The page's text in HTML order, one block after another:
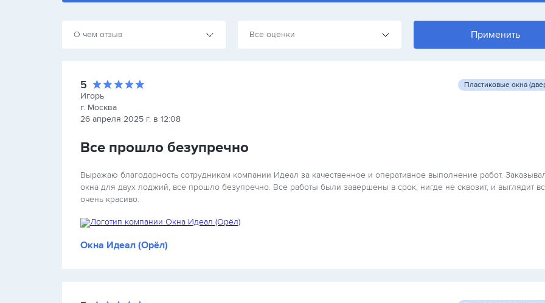
О чем отзыв Все оценки
5
Игорь
г. Москва
26 апреля 2025 г. в 12:08
Пластиковые окна
Все прошло безупречно
Выражаю благодарность сотрудникам компании Идеал за качественное и оперативное выполнение работ.
окна для двух лоджий, все прошло безупречно. Все работы были завершены в срок, нигде не сквозит, и выглядит
очень красиво.
Окна Идеал (Орёл)